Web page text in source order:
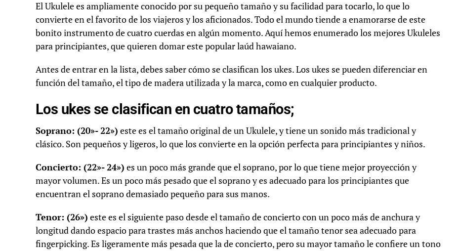
El Ukulele es ampliamente conocido por su pequeño tamaño y su facilidad para tocarlo, lo que lo
convierte en el favorito de los viajeros y los aficionados. Todo el mundo tiende a enamorarse de este
bonito instrumento de cuatro cuerdas en algún momento. Aquí hemos enumerado los mejores Ukuleles
para principiantes, que quieren domar este popular laúd hawaiano.
Antes de entrar en la lista, debes saber cómo se clasifican los ukes. Los ukes se pueden diferenciar en
función del tamaño, el tipo de madera utilizada y la marca, como en cualquier producto.
Los ukes se clasifican en cuatro tamaños;
Soprano: (20»- 22») este es el tamaño original de un Ukulele, y tiene un sonido más tradicional y
clásico. Son pequeños y ligeros, lo que los convierte en la opción perfecta para principiantes y niños.
Concierto: (22»- 24») es un poco más grande que el soprano, por lo que tiene mejor proyección y
mayor volumen. Es un poco más pesado que el soprano y es adecuado para los principiantes que
encuentran el soprano demasiado pequeño para sus manos.
Tenor: (26») este es el siguiente paso desde el tamaño de concierto con un poco más de anchura y
longitud dando espacio para trastes más anchos haciendo que el tamaño tenor sea adecuado para
fingerpicking. Es ligeramente más pesada que la de concierto, pero su mayor tamaño le confiere un tono